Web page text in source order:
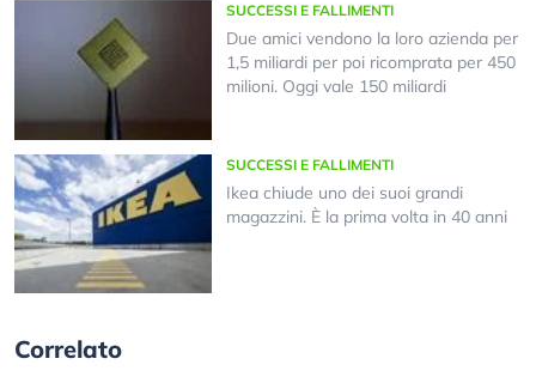
SUCCESSI E FALLIMENTI
Due amici vendono la loro azienda per
1,5 miliardi per poi ricomprata per 450
milioni. Oggi vale 150 miliardi
SUCCESSI E FALLIMENTI
Ikea chiude uno dei suoi grandi
magazzini. È la prima volta in 40 anni
Correlato